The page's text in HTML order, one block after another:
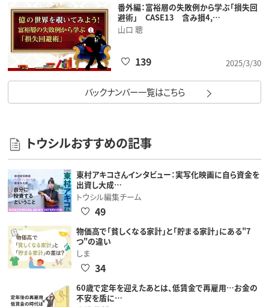
番外編：富裕層の失敗例から学ぶ「損失回
避術」 CASE13 含み損4,…
山口 聰
2025/3/30
139
バックナンバー一覧はこちら
トウシルおすすめの記事
東村アキコさんインタビュー：実写化映画に自ら資金を
出資し大成…
トウシル編集チーム
49
物価高で「貧しくなる家計」と「貯まる家計」にある"7
つ"の違い
しま
34
60歳で定年を迎えたあとは、低賃金で再雇用…お金の
不安を盾に…